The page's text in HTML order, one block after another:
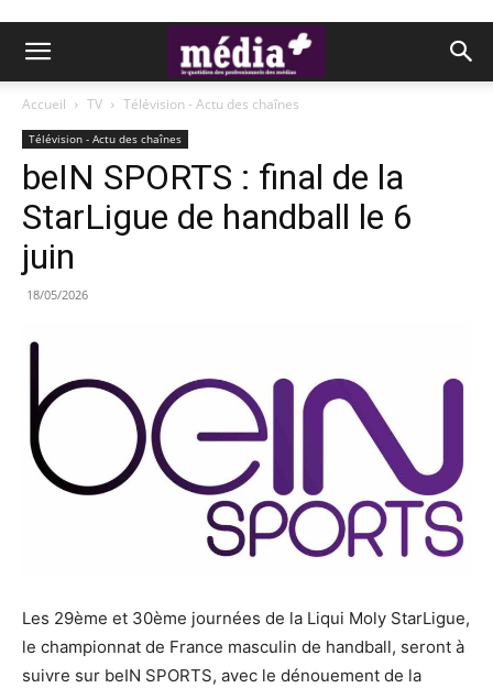
Accueil TV Télévision - Actu des chaînes
Télévision - Actu des chaînes
beIN SPORTS : final de la
StarLigue de handball le 6
juin
18/05/2026
Les 29ème et 30ème journées de la Liqui Moly StarLigue,
le championnat de France masculin de handball, seront à
suivre sur beIN SPORTS, avec le dénouement de la